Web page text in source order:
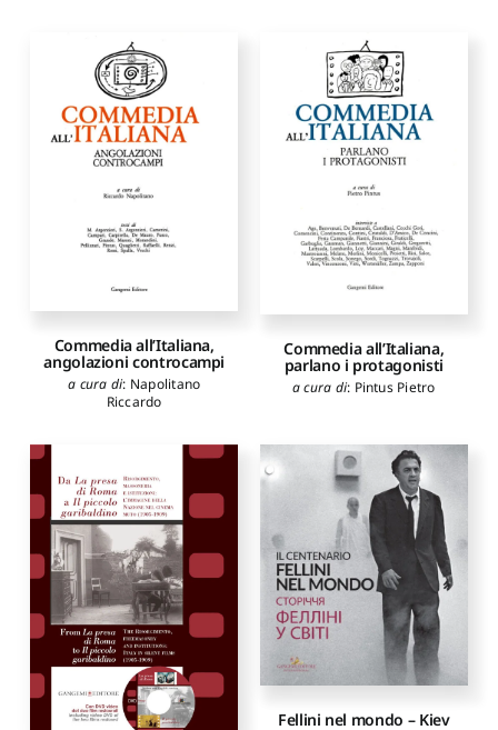
Commedia all’Italiana,
angolazioni controcampi
a cura di: Napolitano
Riccardo
Commedia all’Italiana,
parlano i protagonisti
a cura di: Pintus Pietro
Fellini nel mondo – Kiev